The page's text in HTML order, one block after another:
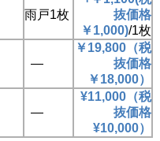
雨戸1枚
抜価格
￥1,000)/1枚
―
￥19,800（税
抜価格
￥18,000）
―
¥11,000（税
抜価格
¥10,000）